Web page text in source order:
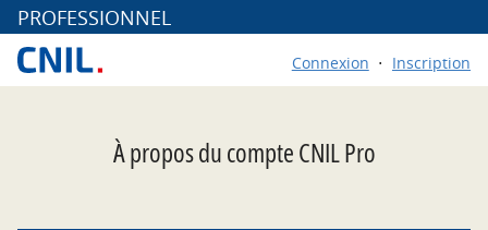
PROFESSIONNEL
Connexion Inscription
À propos du compte CNIL Pro
*